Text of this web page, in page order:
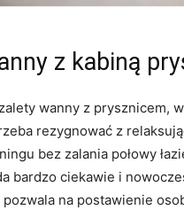
z kabiną
wanny z prysznicem,
rezygnować z
bez zalania połowy
bardzo ciekawie i
na postawienie